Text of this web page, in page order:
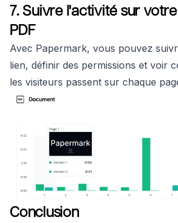
7. Suivre l'activité sur
PDF
Avec Papermark, vous pouvez
lien, définir des permissions et voir
les visiteurs passent sur chaque
Conclusion